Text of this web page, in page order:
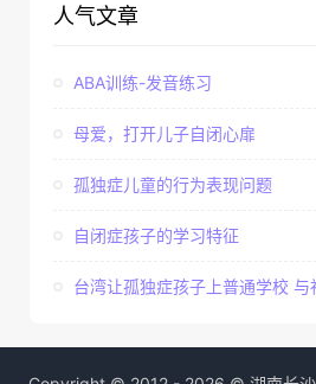
人气文章
ABA训练-发音练习
母爱，打开儿子自闭心扉
孤独症儿童的行为表现问题
自闭症孩子的学习特征
台湾让孤独症孩子上普通学校 与